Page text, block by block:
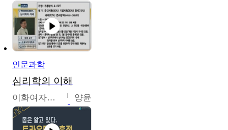
인문과학
심리학의 이해
이화여자대학교 양윤